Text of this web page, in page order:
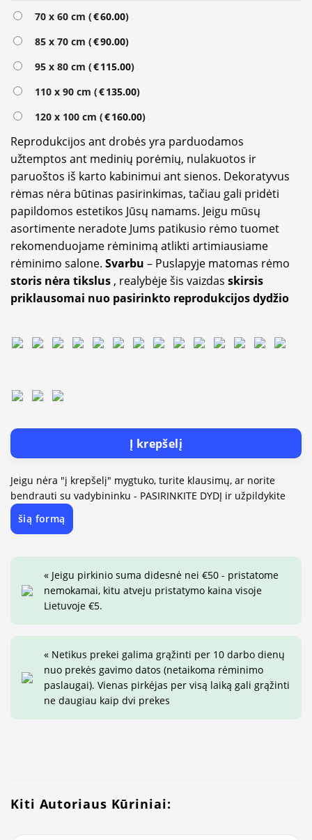
70 x 60 cm (€60.00)
85 x 70 cm (€90.00)
95 x 80 cm (€115.00)
110 x 90 cm (€135.00)
120 x 100 cm (€160.00)
Reprodukcijos ant drobės yra parduodamos
užtemptos ant medinių porėmių, nulakuotos ir
paruoštos iš karto kabinimui ant sienos. Dekoratyvus
rėmas nėra būtinas pasirinkimas, tačiau gali pridėti
papildomos estetikos Jūsų namams. Jeigu mūsų
asortimente neradote Jums patikusio rėmo tuomet
rekomenduojame rėminimą atlikti artimiausiame
rėminimo salone. Svarbu – Puslapyje matomas rėmo
storis nėra tikslus , realybėje šis vaizdas skirsis
priklausomai nuo pasirinkto reprodukcijos dydžio
Į krepšelį
Jeigu nėra "į krepšelį" mygtuko, turite klausimų, ar norite
bendrauti su vadybininku - PASIRINKITE DYDĮ ir užpildykite
šią formą
« Jeigu pirkinio suma didesnė nei €50 - pristatome
nemokamai, kitu atveju pristatymo kaina visoje
Lietuvoje €5.
« Netikus prekei galima grąžinti per 10 darbo dienų
nuo prekės gavimo datos (netaikoma rėminimo
paslaugai). Vienas pirkėjas per visą laiką gali grąžinti
ne daugiau kaip dvi prekes
Kiti Autoriaus Kūriniai: